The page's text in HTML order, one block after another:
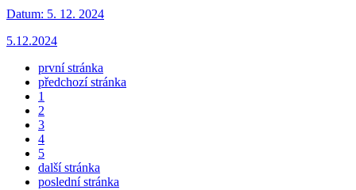
Datum: 5. 12. 2024
5.12.2024
první stránka
předchozí stránka
1
2
3
4
5
další stránka
poslední stránka